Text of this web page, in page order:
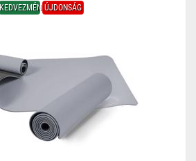
KEDVEZMÉNYÚJDONSÁG